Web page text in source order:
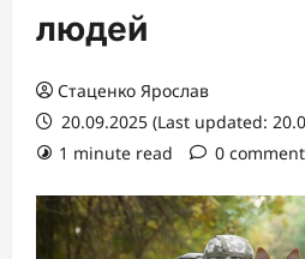
людей
Стаценко Ярослав
20.09.2025 (Last updated:
1 minute read
0